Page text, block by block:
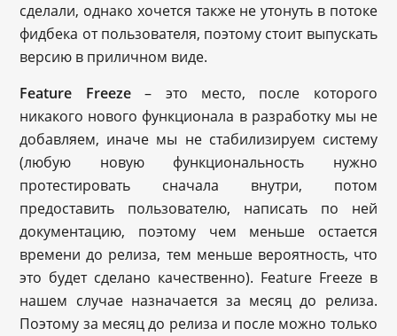
сделали, однако хочется также не утонуть в потоке
фидбека от пользователя, поэтому стоит выпускать
версию в приличном виде.
Feature Freeze– это место, после которого
никакого нового функционала в разработку мы не
добавляем, иначе мы не стабилизируем систему
(любую новую функциональность нужно
протестировать сначала внутри, потом
предоставить пользователю, написать по ней
документацию, поэтому чем меньше остается
времени до релиза, тем меньше вероятность, что
это будет сделано качественно). Feature Freeze в
нашем случае назначается за месяц до релиза.
Поэтому за месяц до релиза и после можно только